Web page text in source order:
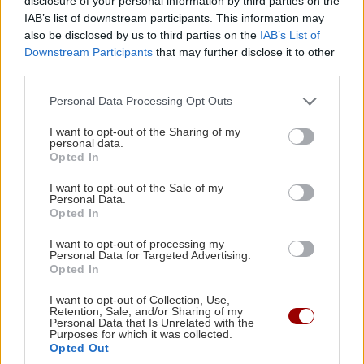
IAB’s list of downstream participants. This information may
also be disclosed by us to third parties on the IAB’s List of
Downstream Participants that may further disclose it to other
Personal Data Processing Opt Outs
I want to opt-out of the Sharing of my
personal data.
Opted In
I want to opt-out of the Sale of my
Personal Data.
Opted In
I want to opt-out of processing my
Personal Data for Targeted Advertising.
Opted In
I want to opt-out of Collection, Use,
Retention, Sale, and/or Sharing of my
Personal Data that Is Unrelated with the
Purposes for which it was collected.
Opted Out
10:54
ΚΡΗΤΗ
Κρήτη: Εξιχνιάστηκαν οι εμπρησμοί -
Στο σκοτάδι η μισή Σταλίδα μετά από φωτιά σε
στύλο της ΔΕΗ (βίντεο)
ΠΕΡΙΕΡΓΑ - ΠΑΡΑΞΕΝΑ
Βαλτική Θάλασσα από τη Σουηδία έως την
Πολωνία (βίντεο)
10:30
ΚΡΗΤΗ
Αεροδρόμιο Καστελίου: Έπεσαν οι υπογραφές
μπορούμε να το πιστέψουμε», λένε
Αμερικανοί που είχαν «υιοθετήσει»
στη Λέσβο τον Αφγανό
ΚΟΣΜΟΣ
Ιράν: Αναφορές ότι ο Μοτζτάμπα
Χαμενεΐ μπορεί να πεθάνει από μέρα
σε μέρα